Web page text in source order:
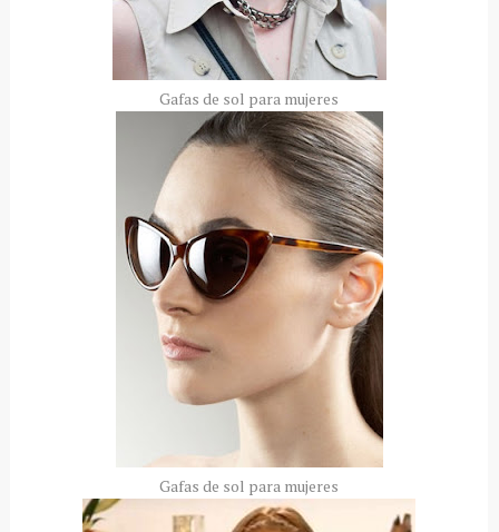
Gafas de sol para mujeres
Gafas de sol para mujeres